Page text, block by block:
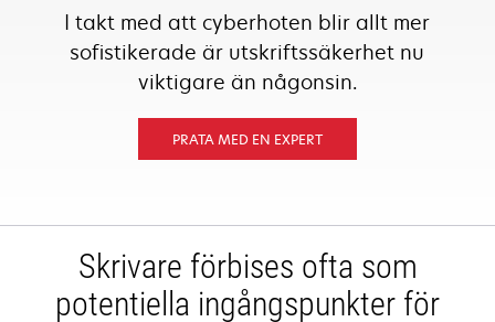
I takt med att cyberhoten blir allt mer
sofistikerade är utskriftssäkerhet nu
viktigare än någonsin.
PRATA MED EN EXPERT
Skrivare förbises ofta som
potentiella ingångspunkter för